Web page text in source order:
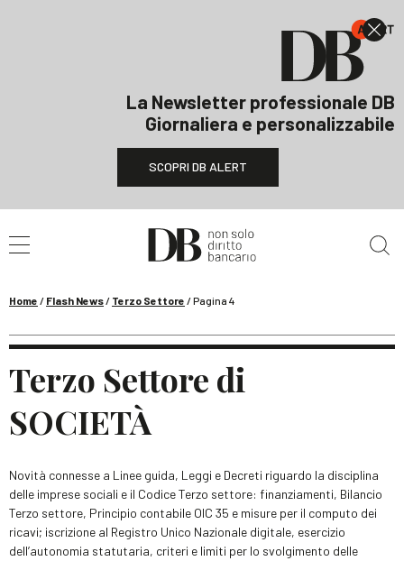
La Newsletter professionale DB
Giornaliera e personalizzabile
SCOPRI DB ALERT
Home / Flash News/ Terzo Settore /Pagina 4
Terzo Settore di
SOCIETÀ
Novità connesse a Linee guida, Leggi e Decreti riguardo la disciplina
delle imprese sociali e il Codice Terzo settore: finanziamenti, Bilancio
Terzo settore, Principio contabile OIC 35 e misure per il computo dei
ricavi; iscrizione al Registro Unico Nazionale digitale, esercizio
dell’autonomia statutaria, criteri e limiti per lo svolgimento delle